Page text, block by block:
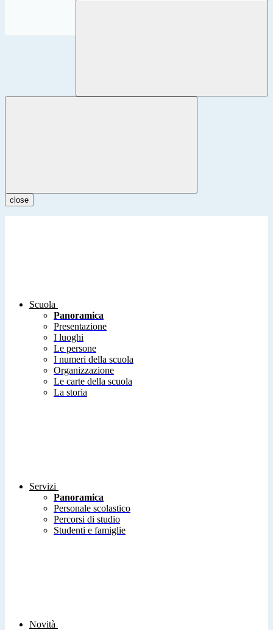
close
Scuola
Panoramica
Presentazione
I luoghi
Le persone
I numeri della scuola
Organizzazione
Le carte della scuola
La storia
Servizi
Panoramica
Personale scolastico
Percorsi di studio
Studenti e famiglie
Novità